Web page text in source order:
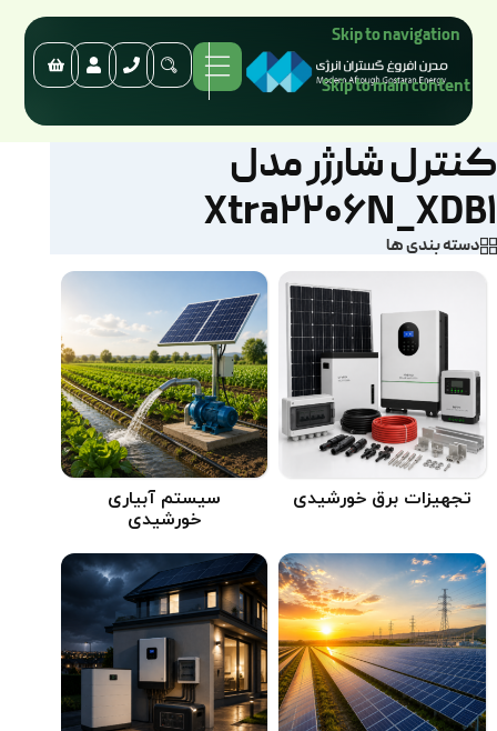
Skip to navigation
Skip to main content
کنترل شارژر مدل
Xtra2206N_XDB1
دسته بندی ها
تجهیزات برق خورشیدی
سیستم آبیاری
خورشیدی